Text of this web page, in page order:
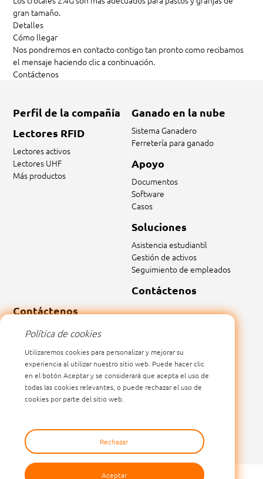
gran tamaño.
Detalles
Cómo llegar
Nos pondremos en contacto contigo tan pronto como recibamos
el mensaje haciendo clic a continuación.
Contáctenos
Perfil de la compañía
Lectores RFID
Lectores activos
Lectores UHF
Más productos
Ganado en la nube
Sistema Ganadero
Ferretería para ganado
Apoyo
Documentos
Software
Casos
Soluciones
Asistencia estudiantil
Gestión de activos
Seguimiento de empleados
Contáctenos
Contáctenos
Correo electrónico:
sales@marktrace.com
Tel: 0086-0755-26546392
Política de cookies
Utilizaremos cookies para personalizar y mejorar su
experiencia al utilizar nuestro sitio web. Puede hacer clic
en el botón Aceptar y se considerará que acepta el uso de
todas las cookies relevantes, o puede rechazar el uso de
cookies por parte del sitio web.
Rechazar
Aceptar